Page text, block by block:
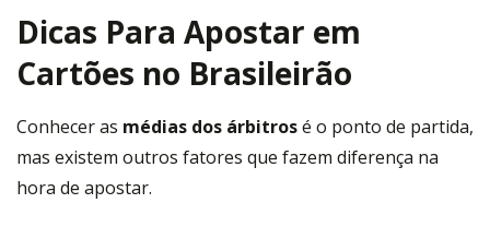
Dicas Para Apostar em
Cartões no Brasileirão
Conhecer as médias dos árbitrosé o ponto de partida,
mas existem outros fatores que fazem diferença na
hora de apostar.